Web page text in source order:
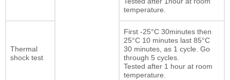
temperature.
Thermal
shock test
First -25°C 30minutes then
25°C 10 minutes last 85°C
30 minutes, as 1 cycle. Go
through 5 cycles.
Tested after 1 hour at room
temperature.